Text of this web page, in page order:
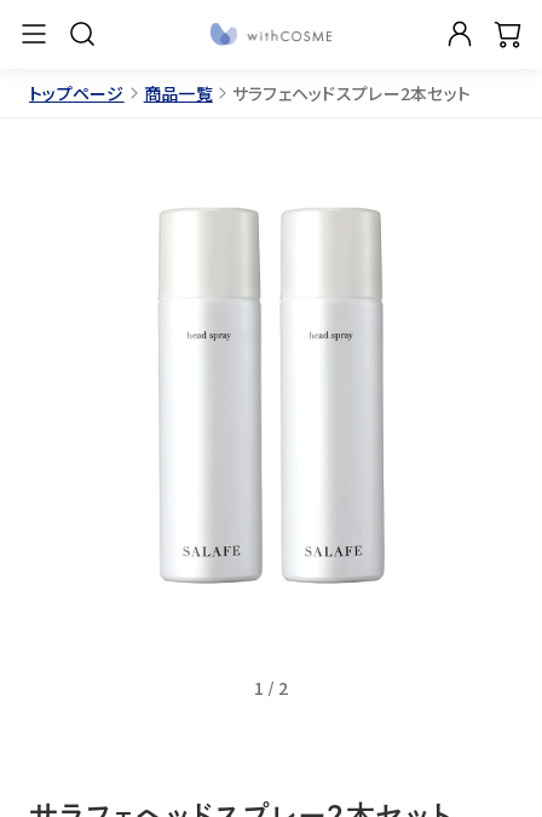
トップページ 商品一覧 サラフェヘッドスプレー2本セット
1 / 2